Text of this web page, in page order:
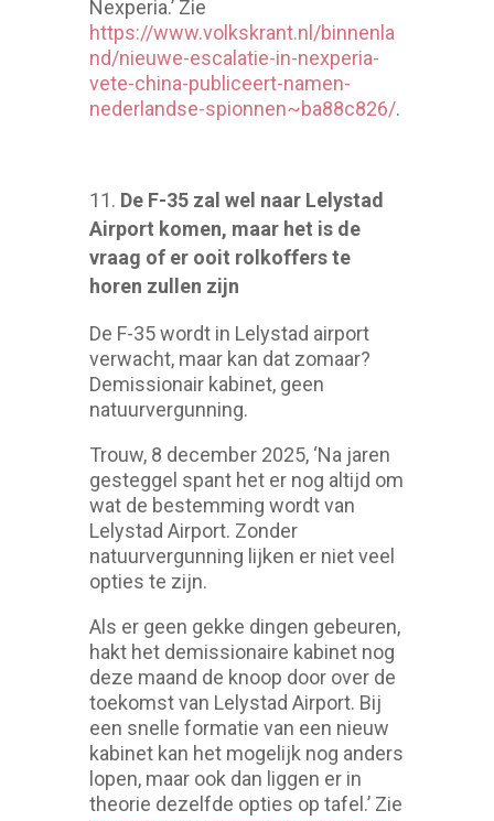
Nexperia.’ Zie
https://www.volkskrant.nl/binnenla
nd/nieuwe-escalatie-in-nexperia-
vete-china-publiceert-namen-
nederlandse-spionnen~ba88c826/.
De F-35 zal wel naar Lelystad
Airport komen, maar het is de
vraag of er ooit rolkoffers te
horen zullen zijn
De F-35 wordt in Lelystad airport
verwacht, maar kan dat zomaar?
Demissionair kabinet, geen
natuurvergunning.
Trouw, 8 december 2025, ‘Na jaren
gesteggel spant het er nog altijd om
wat de bestemming wordt van
Lelystad Airport. Zonder
natuurvergunning lijken er niet veel
opties te zijn.
Als er geen gekke dingen gebeuren,
hakt het demissionaire kabinet nog
deze maand de knoop door over de
toekomst van Lelystad Airport. Bij
een snelle formatie van een nieuw
kabinet kan het mogelijk nog anders
lopen, maar ook dan liggen er in
theorie dezelfde opties op tafel.’ Zie